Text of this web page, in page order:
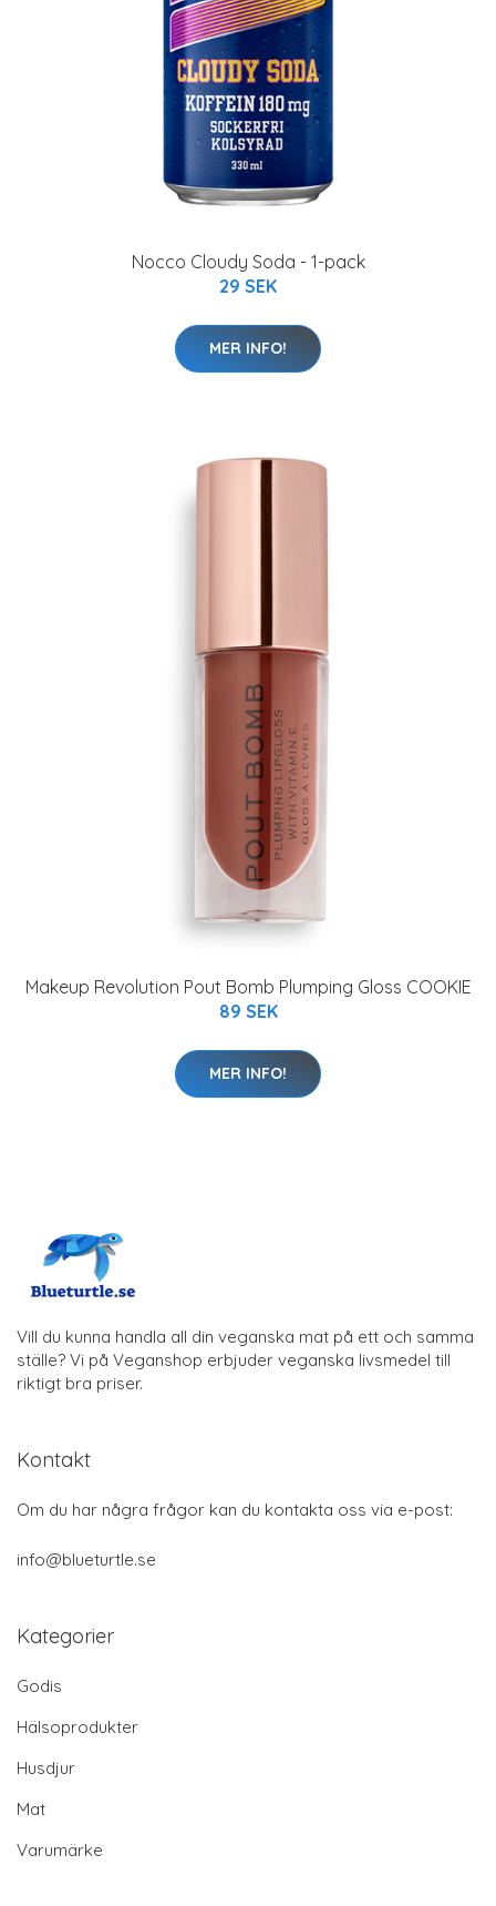
Nocco Cloudy Soda - 1-pack
29 SEK
MER INFO!
Makeup Revolution Pout Bomb Plumping Gloss COOKIE
89 SEK
MER INFO!
Vill du kunna handla all din veganska mat på ett och samma
ställe? Vi på Veganshop erbjuder veganska livsmedel till
riktigt bra priser.
Kontakt
Om du har några frågor kan du kontakta oss via e-post:
info@blueturtle.se
Kategorier
Godis
Hälsoprodukter
Husdjur
Mat
Varumärke